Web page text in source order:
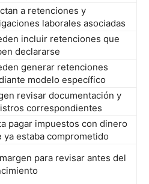
a retenciones y
laborales asociadas
incluir retenciones que
declararse
generar retenciones
modelo específico
revisar documentación y
correspondientes
pagar impuestos con dinero
ya estaba comprometido
para revisar antes del